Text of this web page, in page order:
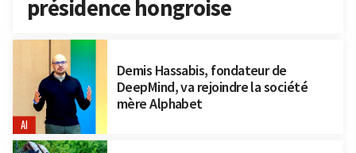
présidence hongroise
AI
Demis Hassabis, fondateur de
DeepMind, va rejoindre la société
mère Alphabet